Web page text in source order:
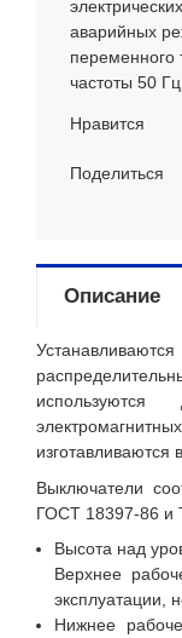
аварийных
переменного
частоты 50
Нравится
Поделиться
Описание
изготавливаются
Выключатели
ГОСТ 18397-86
Высота над
Верхнее
эксплуатации,
Нижнее